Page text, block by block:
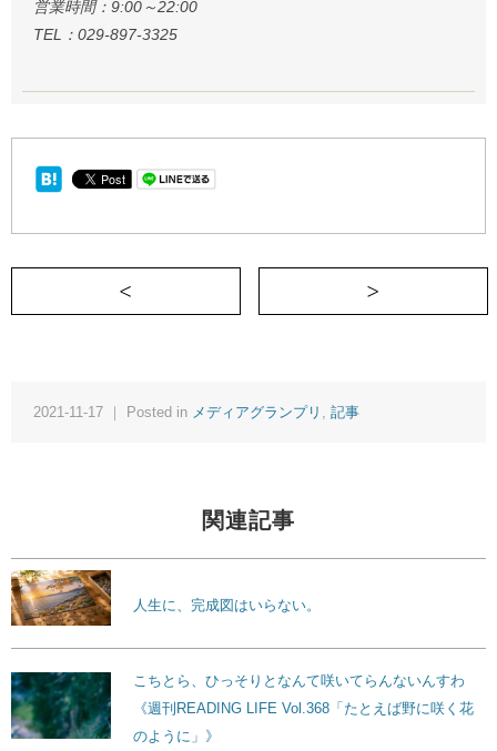
営業時間：9:00～22:00
TEL：029-897-3325
＜ 天狼院メディアグランプリ44th
2021-11-17 ｜ Posted in メディアグランプリ 記事
関連記事
人生に、完成図はいらない。
こちとら、ひっそりとなんて咲いてらんないんすわ
《週刊READING LIFE Vol.368「たとえば野に咲く花
のように」》